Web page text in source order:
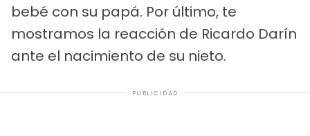
bebé con su papá. Por último, te
mostramos la reacción de Ricardo Darín
ante el nacimiento de su nieto.
PUBLICIDAD